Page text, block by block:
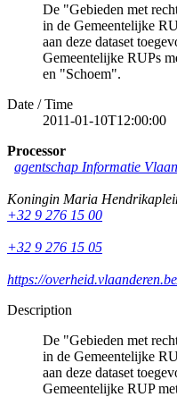
De "Gebieden met
in de Gemeentelijke
aan deze dataset
Gemeentelijke RUPs
en "Schoem".
Date / Time
2011-01-10T12:00:00
Processor
agentschap Informatie
Koningin Maria
+32 9 276 15 00
+32 9 276 15 05
https://
Description
De "Gebieden met
in de Gemeentelijke
aan deze dataset
Gemeentelijke RUP